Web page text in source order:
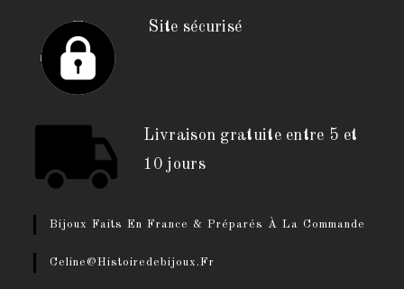
Site sécurisé
Livraison gratuite entre 5 et
10 jours
Bijoux Faits En France & Préparés À La Commande
Celine@histoiredebijoux.fr